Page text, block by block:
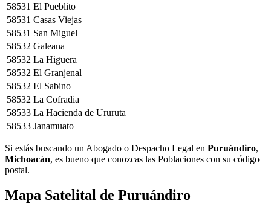
58531 El Pueblito
58531 Casas Viejas
58531 San Miguel
58532 Galeana
58532 La Higuera
58532 El Granjenal
58532 El Sabino
58532 La Cofradia
58533 La Hacienda de Ururuta
58533 Janamuato
Si estás buscando un Abogado o Despacho Legal en Puruándiro,
Michoacán, es bueno que conozcas las Poblaciones con su código
postal.
Mapa Satelital de Puruándiro